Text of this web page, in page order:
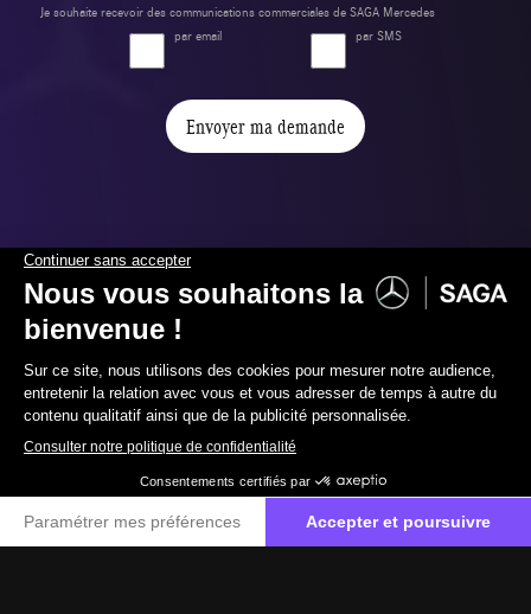
067 88 99 00
Je souhaite recevoir des communications commerciales de SAGA Mercedes
par email
par SMS
Envoyer ma demande
Pour financer et assurer votre
nouvelle voiture,
nous vous proposons :
Financement ballon
Réduire à souhait vos mensualités grâce à la valeur